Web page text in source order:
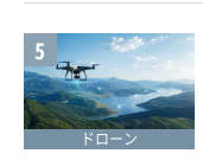
5
ドローン